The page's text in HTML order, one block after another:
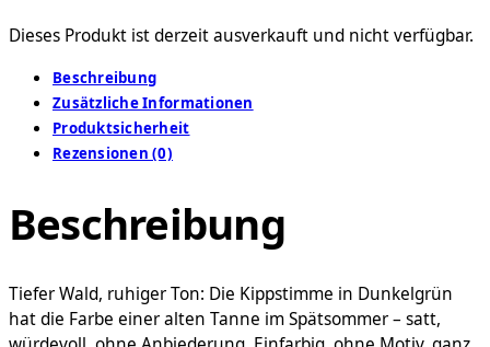
Dieses Produkt ist derzeit ausverkauft und nicht verfügbar.
Beschreibung
Zusätzliche Informationen
Produktsicherheit
Rezensionen (0)
Beschreibung
Tiefer Wald, ruhiger Ton: Die Kippstimme in Dunkelgrün
hat die Farbe einer alten Tanne im Spätsommer – satt,